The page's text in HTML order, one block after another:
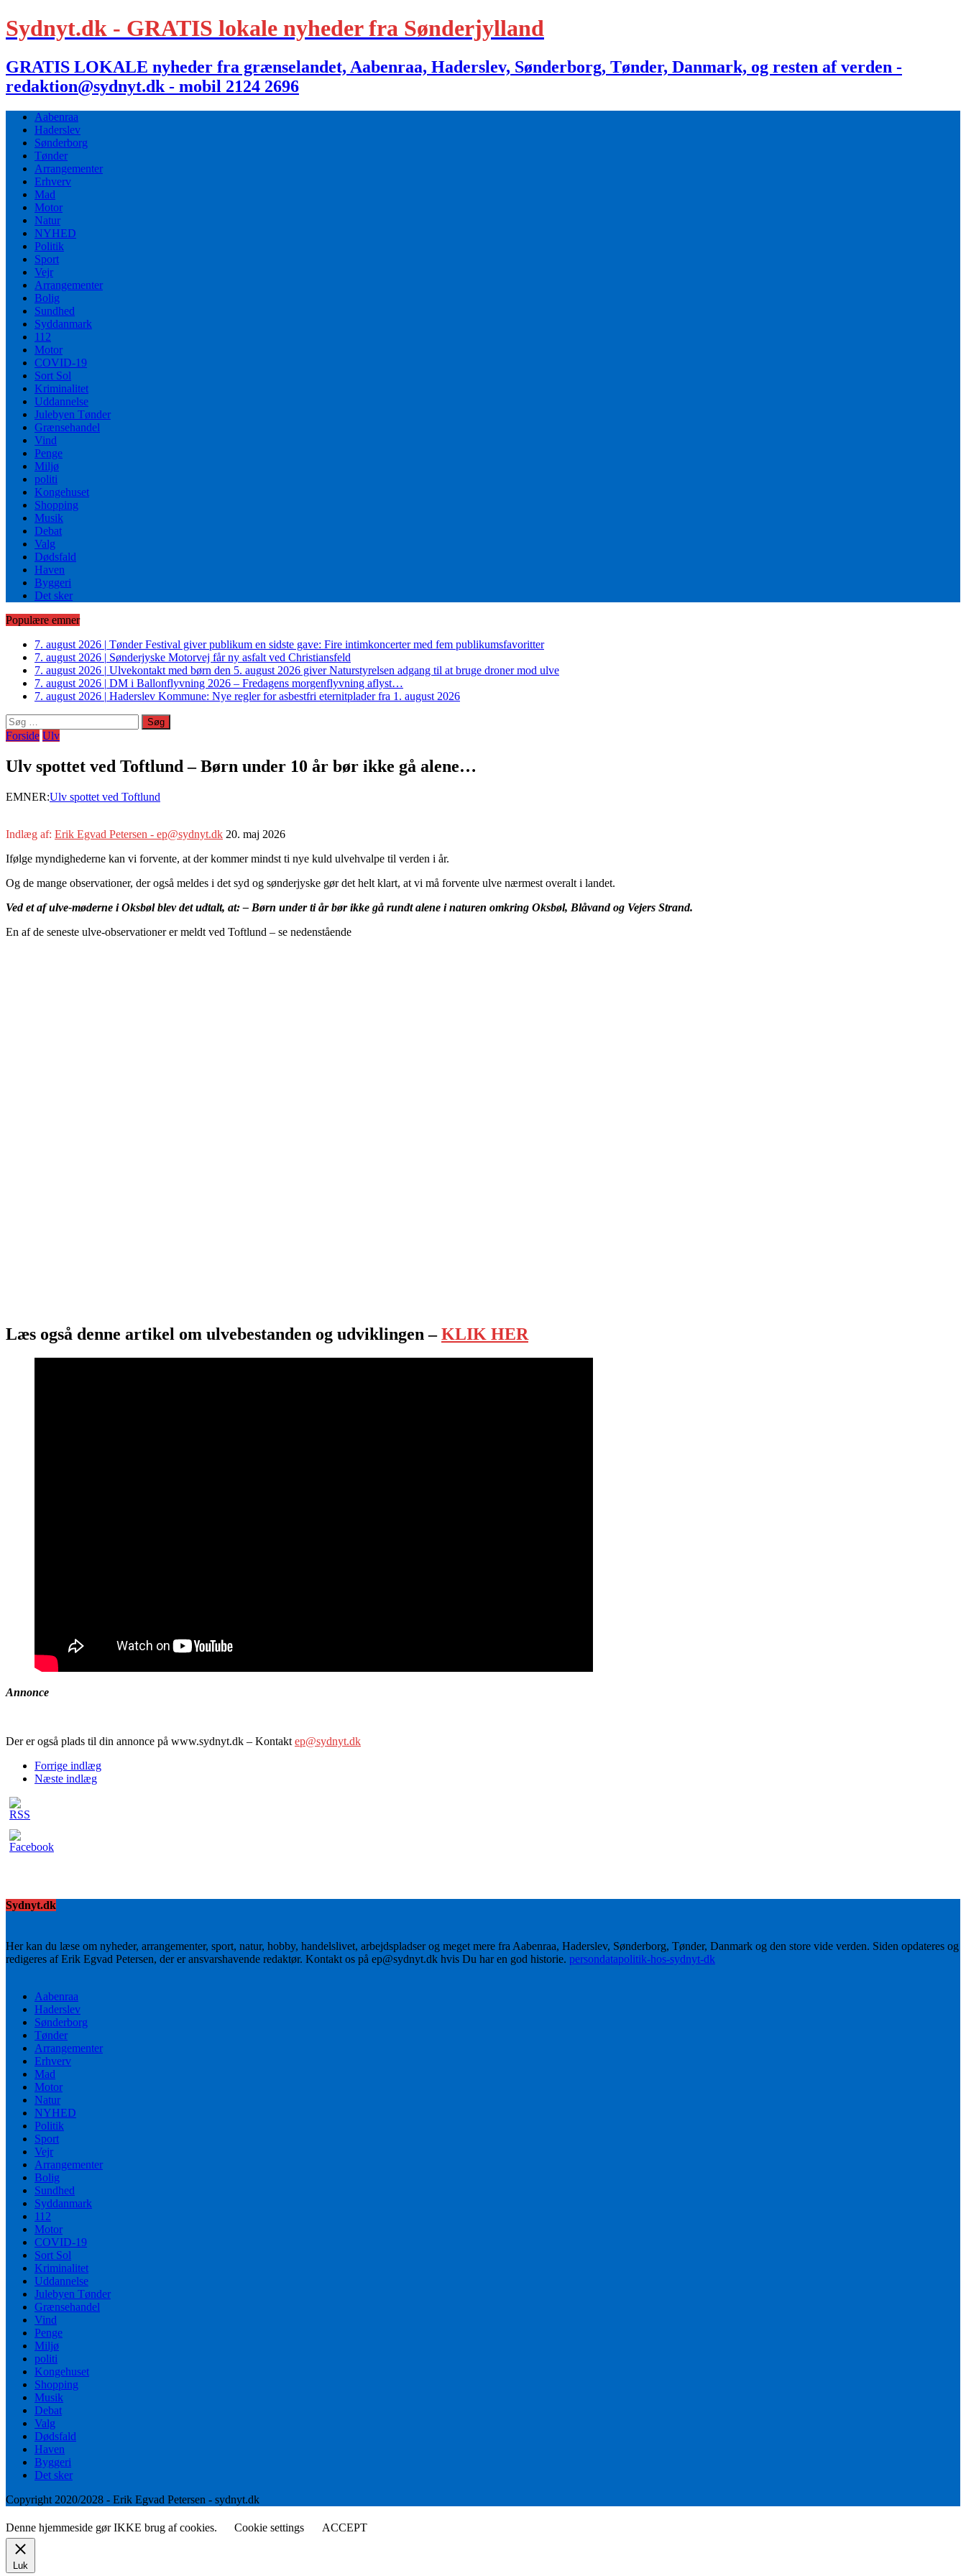
Sydnyt.dk - GRATIS lokale nyheder fra Sønderjylland
GRATIS LOKALE nyheder fra grænselandet, Aabenraa, Haderslev, Sønderborg, Tønder, Danmark, og resten af verden -
redaktion@sydnyt.dk - mobil 2124 2696
Aabenraa
Haderslev
Sønderborg
Tønder
Arrangementer
Erhverv
Mad
Motor
Natur
NYHED
Politik
Sport
Vejr
Arrangementer
Bolig
Sundhed
Syddanmark
112
Motor
COVID-19
Sort Sol
Kriminalitet
Uddannelse
Julebyen Tønder
Grænsehandel
Vind
Penge
Miljø
politi
Kongehuset
Shopping
Musik
Debat
Valg
Dødsfald
Haven
Byggeri
Det sker
Populære emner
7. august 2026 | Tønder Festival giver publikum en sidste gave: Fire intimkoncerter med fem publikumsfavoritter
7. august 2026 | Sønderjyske Motorvej får ny asfalt ved Christiansfeld
7. august 2026 | Ulvekontakt med børn den 5. august 2026 giver Naturstyrelsen adgang til at bruge droner mod ulve
7. august 2026 | DM i Ballonflyvning 2026 – Fredagens morgenflyvning aflyst…
7. august 2026 | Haderslev Kommune: Nye regler for asbestfri eternitplader fra 1. august 2026
Søg
efter:
Forside Ulv
Ulv spottet ved Toftlund – Børn under 10 år bør ikke gå alene…
EMNER:Ulv spottet ved Toftlund
Indlæg af: Erik Egvad Petersen - ep@sydnyt.dk 20. maj 2026
Ifølge myndighederne kan vi forvente, at der kommer mindst ti nye kuld ulvehvalpe til verden i år.
Og de mange observationer, der også meldes i det syd og sønderjyske gør det helt klart, at vi må forvente ulve nærmest overalt i landet.
Ved et af ulve-møderne i Oksbøl blev det udtalt, at: – Børn under ti år bør ikke gå rundt alene i naturen omkring Oksbøl, Blåvand og Vejers Strand.
En af de seneste ulve-observationer er meldt ved Toftlund – se nedenstående
Læs også denne artikel om ulvebestanden og udviklingen –KLIK HER
Annonce
Der er også plads til din annonce på www.sydnyt.dk – Kontaktep@sydnyt.dk
Forrige indlæg
Næste indlæg
Sydnyt.dk
Her kan du læse om nyheder, arrangementer, sport, natur, hobby, handelslivet, arbejdspladser og meget mere fra Aabenraa, Haderslev, Sønderborg, Tønder, Danmark og den store vide verden. Siden opdateres og
redigeres af Erik Egvad Petersen, der er ansvarshavende redaktør. Kontakt os på ep@sydnyt.dk hvis Du har en god historie. persondatapolitik-hos-sydnyt-dk
Aabenraa
Haderslev
Sønderborg
Tønder
Arrangementer
Erhverv
Mad
Motor
Natur
NYHED
Politik
Sport
Vejr
Arrangementer
Bolig
Sundhed
Syddanmark
112
Motor
COVID-19
Sort Sol
Kriminalitet
Uddannelse
Julebyen Tønder
Grænsehandel
Vind
Penge
Miljø
politi
Kongehuset
Shopping
Musik
Debat
Valg
Dødsfald
Haven
Byggeri
Det sker
Copyright 2020/2028 - Erik Egvad Petersen - sydnyt.dk
Denne hjemmeside gør IKKE brug af cookies. Cookie settings ACCEPT
Luk